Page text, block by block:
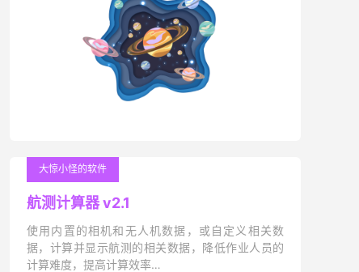
大惊小怪的软件
航测计算器 v2.1
使用内置的相机和无人机数据，或自定义相关数
据，计算并显示航测的相关数据，降低作业人员的
计算难度，提高计算效率…